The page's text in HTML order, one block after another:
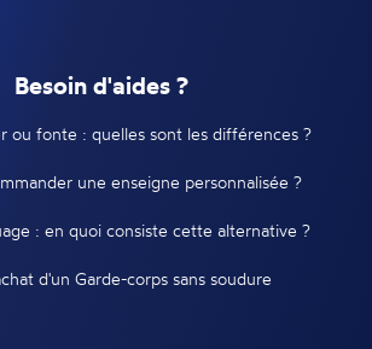
Besoin d'aides ?
ou fonte : quelles sont les différences ?
une enseigne personnalisée ?
: en quoi consiste cette alternative ?
d'un Garde-corps sans soudure